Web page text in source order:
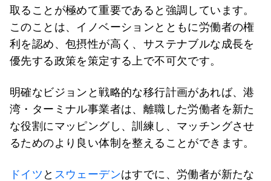
取ることが極めて重要であると強調しています。
このことは、イノベーションとともに労働者の権
利を認め、包摂性が高く、サステナブルな成長を
優先する政策を策定する上で不可欠です。
明確なビジョンと戦略的な移行計画があれば、港
湾・ターミナル事業者は、離職した労働者を新た
な役割にマッピングし、訓練し、マッチングさせ
るためのより良い体制を整えることができます。
ドイツ と スウェーデンはすでに、労働者が新たな